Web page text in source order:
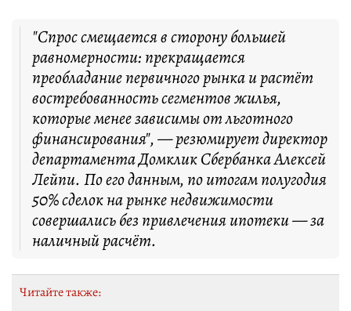
"Спрос смещается в сторону большей
равномерности: прекращается
преобладание первичного рынка и растёт
востребованность сегментов жилья,
которые менее зависимы от льготного
финансирования", — резюмирует директор
департамента Домклик Сбербанка Алексей
Лейпи. По его данным, по итогам полугодия
50% сделок на рынке недвижимости
совершались без привлечения ипотеки — за
наличный расчёт.
Читайте также: